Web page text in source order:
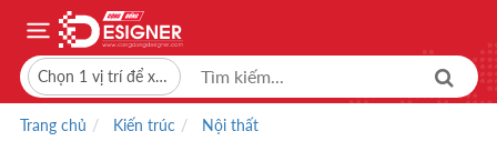
Chọn 1 vị trí để xem giá bán
Trang chủ Kiến trúc Nội thất